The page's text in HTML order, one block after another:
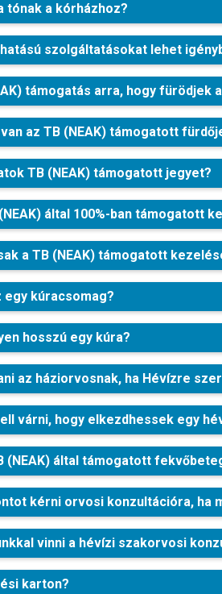
tónak a kórházhoz?
szolgáltatásokat lehet
támogatás arra, hogy fürödjek
az TB (NEAK) támogatott
TB (NEAK) támogatott jegyet?
által 100%-ban támogatott
a TB (NEAK) támogatott
kúracsomag?
hosszú egy kúra?
az háziorvosnak, ha Hévízre
várni, hogy elkezdhessek egy
(NEAK) által támogatott
kérni orvosi konzultációra, ha
vinni a hévízi szakorvosi
karton?